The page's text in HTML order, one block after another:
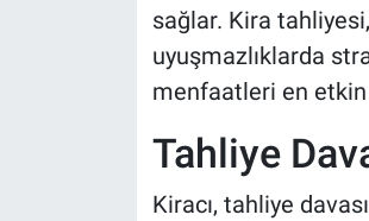
sağlar. Kira
uyuşmazlıklarda
menfaatleri en
Tahliye
Kiracı, tahliye